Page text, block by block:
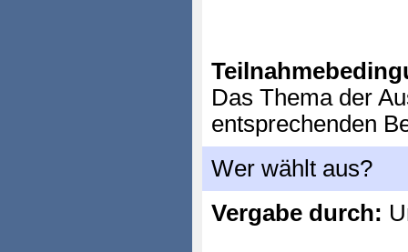
Das Thema der
entsprechenden
Wer wählt aus?
Vergabe durch: